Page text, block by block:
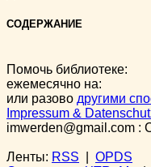
СОДЕРЖАНИЕ
Помочь библиотеке:
ежемесячно на:
или разово другими
Impressum &
imwerden@gmail.com :
Ленты: RSS
OPDS